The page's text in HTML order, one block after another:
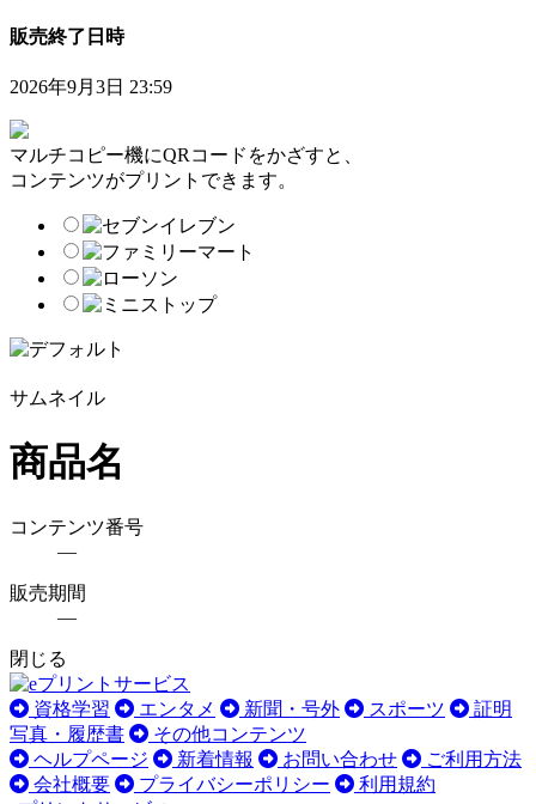
販売終了日時
2026年9月3日 23:59
マルチコピー機にQRコードをかざすと、
コンテンツがプリントできます。
サムネイル
商品名
コンテンツ番号
―
販売期間
―
閉じる
資格学習 エンタメ 新聞・号外 スポーツ
証明
写真・履歴書
その他コンテンツ
ヘルプページ
新着情報 お問い合わせ
ご利用方法
会社概要
プライバシーポリシー
利用規約